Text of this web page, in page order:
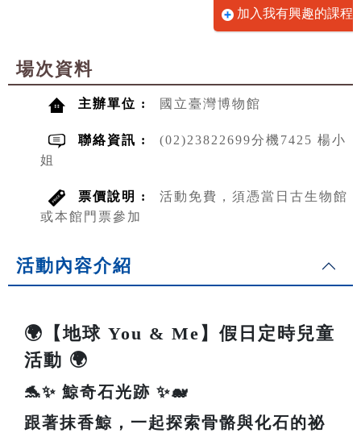
加入我有興趣的課程
場次資料
主辦單位 : 國立臺灣博物館
聯絡資訊 :
(02)23822699分機7425 楊小
姐
票價說明 :
活動免費，須憑當日古生物館
或本館門票參加
活動內容介紹
🌍【地球 You & Me】假日定時兒童
活動 🌍
🐬✨ 鯨奇石光跡 ✨🐋
跟著抹香鯨，一起探索骨骼與化石的祕